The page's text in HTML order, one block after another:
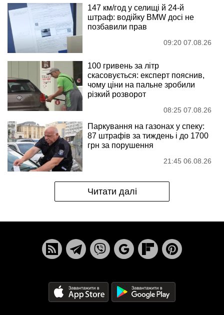
147 км/год у селищі й 24-й
штраф: водійку BMW досі не
позбавили прав
09:20 07.08.26
100 гривень за літр
скасовується: експерт пояснив,
чому ціни на пальне зробили
різкий розворот
08:25 07.08.26
Паркування на газонах у спеку:
87 штрафів за тиждень і до 1700
грн за порушення
21:45 06.08.26
Читати далі